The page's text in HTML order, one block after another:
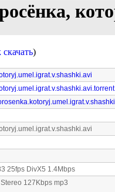
скачать)
25fps DivX5 1.4Mbps
127Kbps mp3